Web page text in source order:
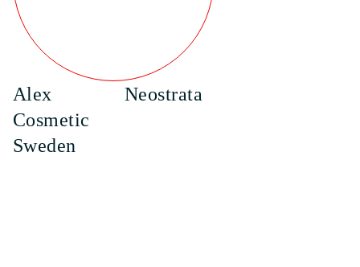
Alex
Cosmetic
Sweden
Neostrata